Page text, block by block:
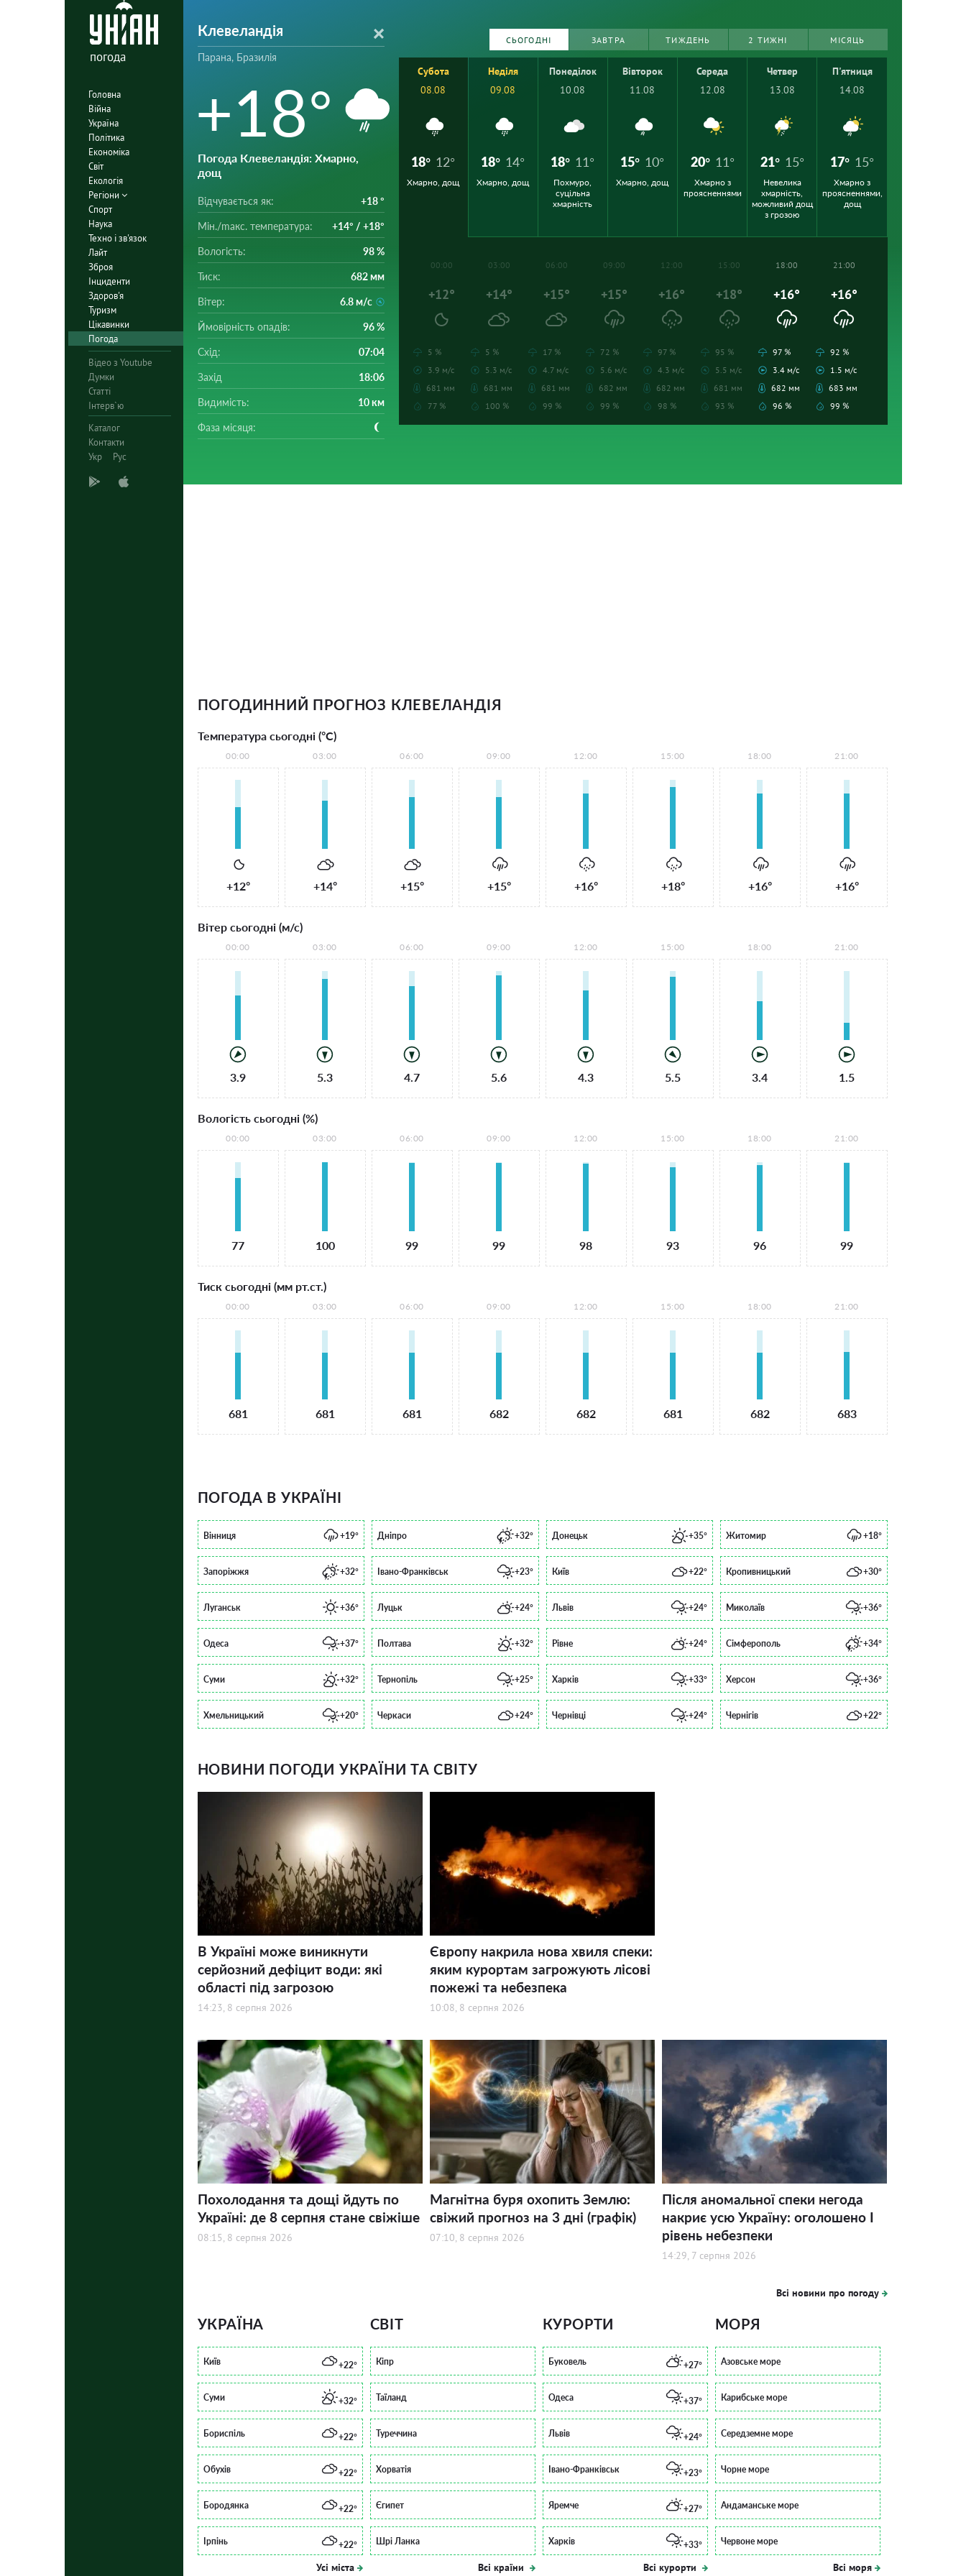
погода
Головна
Війна
Україна
Політика
Економіка
Світ
Екологія
Регіони
Спорт
Наука
Техно і зв'язок
Лайт
Зброя
Інциденти
Здоров'я
Туризм
Цікавинки
Погода
Відео з Youtube
Думки
Статті
Інтерв`ю
Каталог
Контакти
Укр
Рус
Клевеландія
Парана, Бразилія
+18°
Погода Клевеландія: Хмарно,
дощ
Відчувається як: +18 °
Мін./mакс. температура: +14° / +18°
Вологість: 98 %
Тиск: 682 мм
Вітер: 6.8 м/с
Ймовірність опадів: 96 %
Схід: 07:04
Захід 18:06
Видимість: 10 км
Фаза місяця:
СЬОГОДНІ ЗАВТРА ТИЖДЕНЬ 2 ТИЖНІ МІСЯЦЬ
Субота
08.08
18° 12°
Хмарно, дощ
Неділя
09.08
18° 14°
Хмарно, дощ
Понеділок
10.08
18° 11°
Похмуро,
суцільна
хмарність
Вівторок
11.08
15° 10°
Хмарно, дощ
Середа
12.08
20° 11°
Хмарно з
проясненнями
Четвер
13.08
21° 15°
Невелика
хмарність,
можливий дощ
з грозою
П'ятниця
14.08
17° 15°
Хмарно з
проясненнями,
дощ
00:00
+12°
5 %
3.9 м/с
681 мм
77 %
03:00
+14°
5 %
5.3 м/с
681 мм
100 %
06:00
+15°
17 %
4.7 м/с
681 мм
99 %
09:00
+15°
72 %
5.6 м/с
682 мм
99 %
12:00
+16°
97 %
4.3 м/с
682 мм
98 %
15:00
+18°
95 %
5.5 м/с
681 мм
93 %
18:00
+16°
97 %
3.4 м/с
682 мм
96 %
21:00
+16°
92 %
1.5 м/с
683 мм
99 %
ПОГОДИННИЙ ПРОГНОЗ КЛЕВЕЛАНДІЯ
Температура сьогодні (°С)
00:00
+12°
03:00
+14°
06:00
+15°
09:00
+15°
12:00
+16°
15:00
+18°
18:00
+16°
21:00
+16°
Вітер сьогодні (м/с)
00:00
3.9
03:00
5.3
06:00
4.7
09:00
5.6
12:00
4.3
15:00
5.5
18:00
3.4
21:00
1.5
Вологість сьогодні (%)
00:00
77
03:00
100
06:00
99
09:00
99
12:00
98
15:00
93
18:00
96
21:00
99
Тиск сьогодні (мм рт.ст.)
00:00
681
03:00
681
06:00
681
09:00
682
12:00
682
15:00
681
18:00
682
21:00
683
ПОГОДА В УКРАЇНІ
Вінниця +19° Дніпро +32° Донецьк +35° Житомир +18°
Запоріжжя +32° Івано-Франківськ +23° Київ +22° Кропивницький +30°
Луганськ +36° Луцьк +24° Львів +24° Миколаїв +36°
Одеса +37° Полтава +32° Рівне +24° Сімферополь +34°
Суми +32° Тернопіль +25° Харків +33° Херсон +36°
Хмельницький +20° Черкаси +24° Чернівці +24° Чернігів +22°
НОВИНИ ПОГОДИ УКРАЇНИ ТА СВІТУ
В Україні може виникнути
серйозний дефіцит води: які
області під загрозою
14:23, 8 серпня 2026
Європу накрила нова хвиля спеки:
яким курортам загрожують лісові
пожежі та небезпека
10:08, 8 серпня 2026
Похолодання та дощі йдуть по
Україні: де 8 серпня стане свіжіше
08:15, 8 серпня 2026
Магнітна буря охопить Землю:
свіжий прогноз на 3 дні (графік)
07:10, 8 серпня 2026
Після аномальної спеки негода
накриє усю Україну: оголошено І
рівень небезпеки
14:29, 7 серпня 2026
Всі новини про погоду
УКРАЇНА
Київ +22°
Суми +32°
Бориспіль +22°
Обухів +22°
Бородянка +22°
Ірпінь +22°
Усі міста
СВІТ
Кіпр
Таїланд
Туреччина
Хорватія
Єгипет
Шрі Ланка
Всі країни
КУРОРТИ
Буковель +27°
Одеса +37°
Львів +24°
Івано-Франківськ +23°
Яремче +27°
Харків +33°
Всі курорти
МОРЯ
Азовське море
Карибське море
Середземне море
Чорне море
Андаманське море
Червоне море
Всі моря